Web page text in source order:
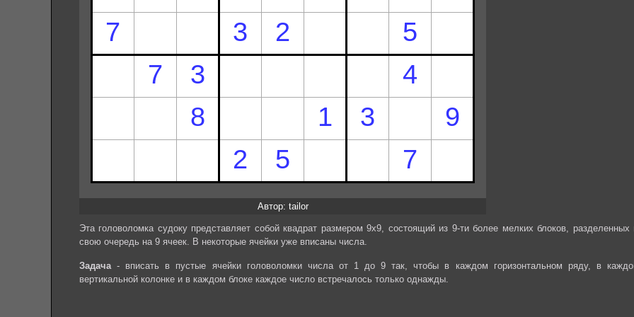
Автор: tailor
Эта головоломка судоку представляет собой квадрат размером 9х9, состоящий из 9-ти более мелких блоков, разделенных
свою очередь на 9 ячеек. В некоторые ячейки уже вписаны числа.
Задача- вписать в пустые ячейки головоломки числа от 1 до 9 так, чтобы в каждом горизонтальном ряду, в
вертикальной колонке и в каждом блоке каждое число встречалось только однажды.